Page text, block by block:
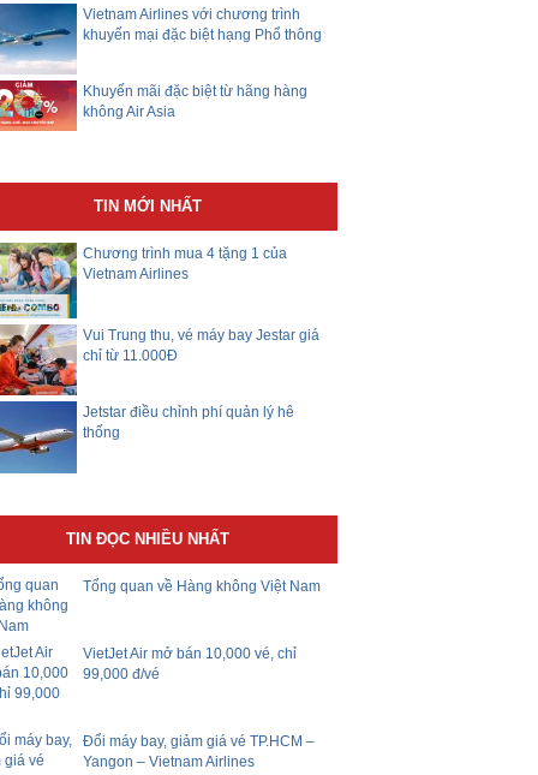
Vietnam Airlines với chương trình
khuyến mại đặc biệt hạng Phổ thông
Khuyến mãi đặc biệt từ hãng hàng
không Air Asia
TIN MỚI NHẤT
Chương trình mua 4 tặng 1 của
Vietnam Airlines
Vui Trung thu, vé máy bay Jestar giá
chỉ từ 11.000Đ
Jetstar điều chỉnh phí quản lý hê
thống
TIN ĐỌC NHIỀU NHẤT
Tổng quan về Hàng không Việt Nam
VietJet Air mở bán 10,000 vé, chỉ
99,000 đ/vé
Đổi máy bay, giảm giá vé TP.HCM –
Yangon – Vietnam Airlines